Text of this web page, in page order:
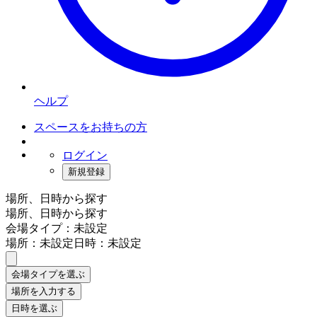
ヘルプ
スペースをお持ちの方
ログイン
新規登録
場所、日時から探す
場所、日時から探す
会場タイプ：未設定
場所：未設定日時：未設定
会場タイプを選ぶ
場所を入力する
日時を選ぶ